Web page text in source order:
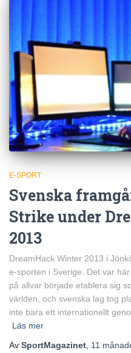
E-SPORT
Svenska
Strike under
2013
DreamHack Winter 2013 i
e-sporten i Sverige. Det var
på allvar började etablera sig
världen, och svenska lag tog
inte bara ett internationellt
Läs mer
Av SportMagazinet 11